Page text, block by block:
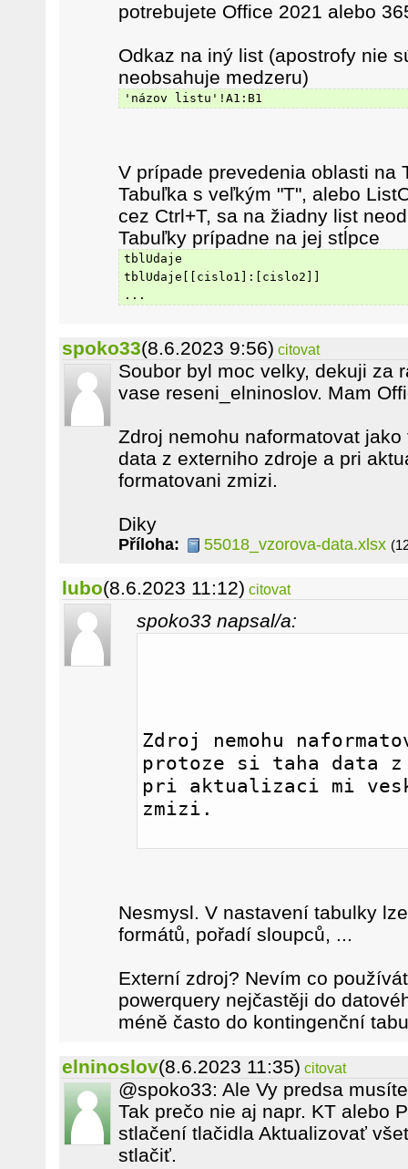
potrebujete Office 2021 alebo
Odkaz na iný list (apostrofy nie
neobsahuje medzeru)
'názov listu'!A1:B1
V prípade prevedenia oblasti na
Tabuľka s veľkým "T", alebo
cez Ctrl+T, sa na žiadny list
Tabuľky prípadne na jej stĺpce
tblUdaje
tblUdaje[[cislo1]:[cislo2]]
...
spoko33(8.6.2023 9:56) citovat
Soubor byl moc velky, dekuji za
vase reseni_elninoslov. Mam
Zdroj nemohu naformatovat
data z externiho zdroje a pri
formatovani zmizi.
Diky
Příloha: 55018_vzorova-data.xlsx
lubo(8.6.2023 11:12) citovat
spoko33 napsal/a:
Zdroj nemohu
protoze si taha data
pri aktualizaci mi
zmizi.
Nesmysl. V nastavení tabulky
formátů, pořadí sloupců, ...
Externí zdroj? Nevím co
powerquery nejčastěji do
méně často do kontingenční
elninoslov(8.6.2023 11:35) citovat
@spoko33: Ale Vy predsa
Tak prečo nie aj napr. KT alebo
stlačení tlačidla Aktualizovať
stlačiť.